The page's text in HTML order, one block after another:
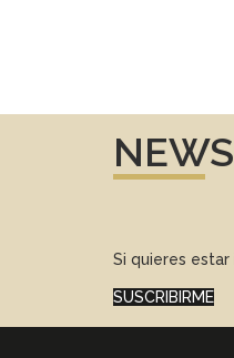
Si quieres
SUSCRIBIRME